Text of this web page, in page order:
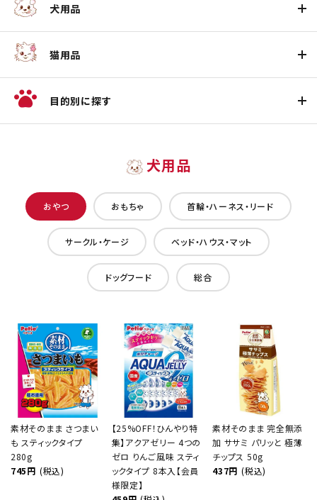
犬用品
猫用品
目的別に探す
犬用品
おやつ おもちゃ 首輪・ハーネス・リード
サークル・ケージ ベッド・ハウス・マット
ドッグフード 総合
素材そのまま さつまい
も スティックタイプ
280g
745円 (税込)
【25%OFF！ひんやり特
集】アクアゼリー 4つの
ゼロ りんご風味 スティ
ックタイプ 8本入【会員
様限定】
素材そのまま 完全無添
加 ササミ パリッと 極薄
チップス 50g
437円 (税込)